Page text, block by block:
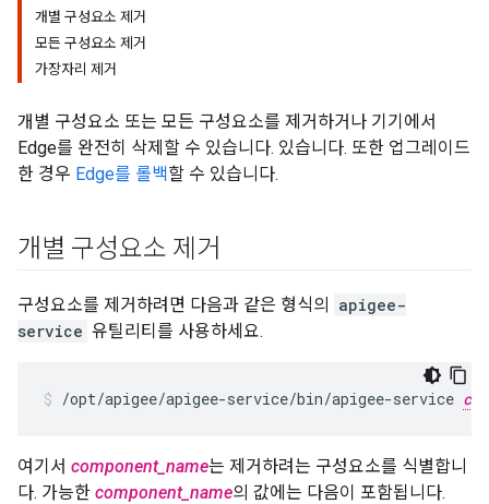
개별 구성요소 제거
모든 구성요소 제거
가장자리 제거
개별 구성요소 또는 모든 구성요소를 제거하거나 기기에서
Edge를 완전히 삭제할 수 있습니다. 있습니다. 또한 업그레이드
한 경우 Edge를 롤백할 수 있습니다.
개별 구성요소 제거
구성요소를 제거하려면 다음과 같은 형식의
apigee-
service 유틸리티를 사용하세요.
/opt/apigee/apigee-service/bin/apigee-service
여기서 component_name는 제거하려는 구성요소를 식별합니
다. 가능한 component_name의 값에는 다음이 포함됩니다.